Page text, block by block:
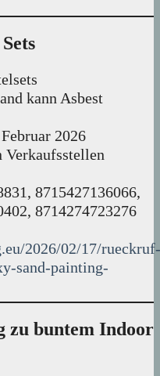
kann Asbest
2026
8715427136066,
8714274723276
2026/02/17/rueckruf-
sand-painting-
zu buntem Indoor